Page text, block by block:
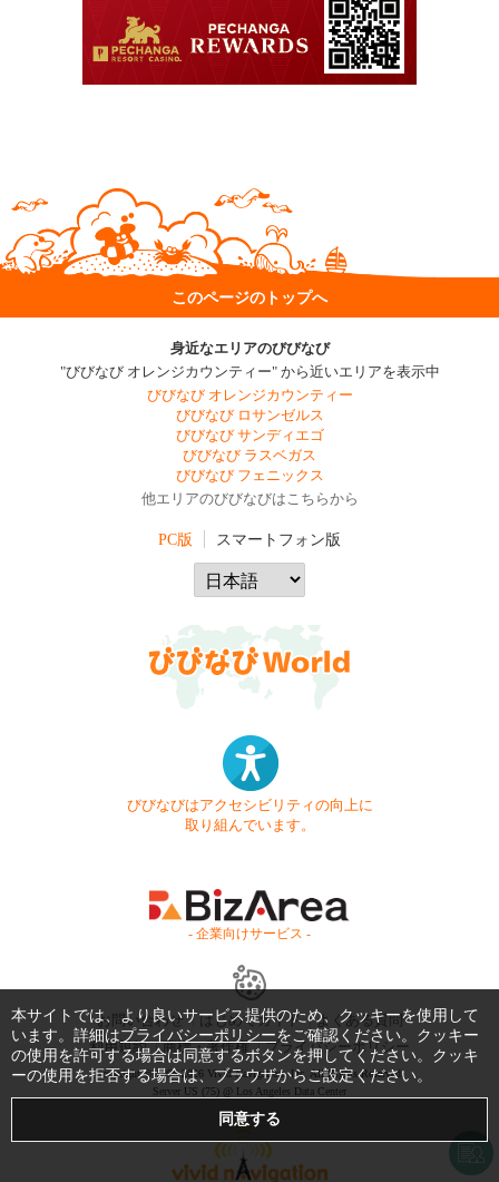
このページのトップへ
身近なエリアのびびなび
"びびなび オレンジカウンティー" から近いエリアを表示中
びびなび オレンジカウンティー
びびなび ロサンゼルス
びびなび サンディエゴ
びびなび ラスベガス
びびなび フェニックス
他エリアのびびなびはこちらから
PC版 スマートフォン版
びびなびはアクセシビリティの向上に
取り組んでいます。
- 企業向けサービス -
お問い合わせ はじめてガイド
よくある質問
利用規約
商標・著作権 プライバシーポリシー
Copyright © 1999-2026 Vivid Navigation, Inc. All Rights Reserved.
Server US (75) @ Los Angeles Data Center
本サイトでは、より良いサービス提供のため、クッキーを使用して
います。詳細はプライバシーポリシーをご確認ください。クッキー
の使用を許可する場合は同意するボタンを押してください。クッキ
ーの使用を拒否する場合は、ブラウザからご設定ください。